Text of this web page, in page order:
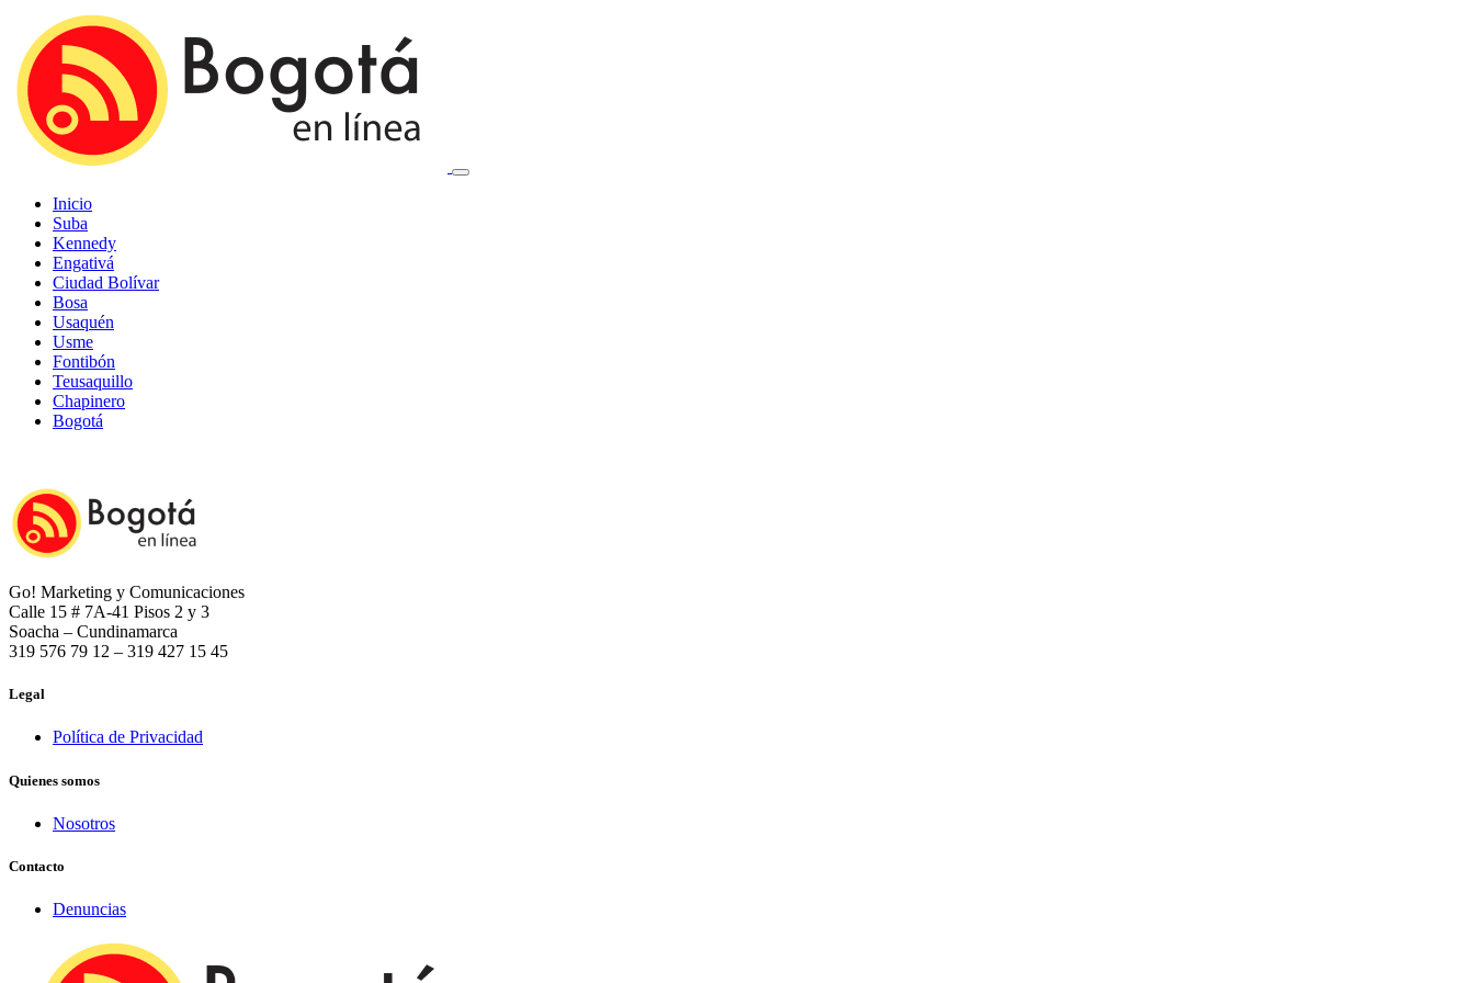
Inicio
Suba
Kennedy
Engativá
Ciudad Bolívar
Bosa
Usaquén
Usme
Fontibón
Teusaquillo
Chapinero
Bogotá
Go! Marketing y Comunicaciones
Calle 15 # 7A-41 Pisos 2 y 3
Soacha – Cundinamarca
319 576 79 12 – 319 427 15 45
Legal
Política de Privacidad
Quienes somos
Nosotros
Contacto
Denuncias